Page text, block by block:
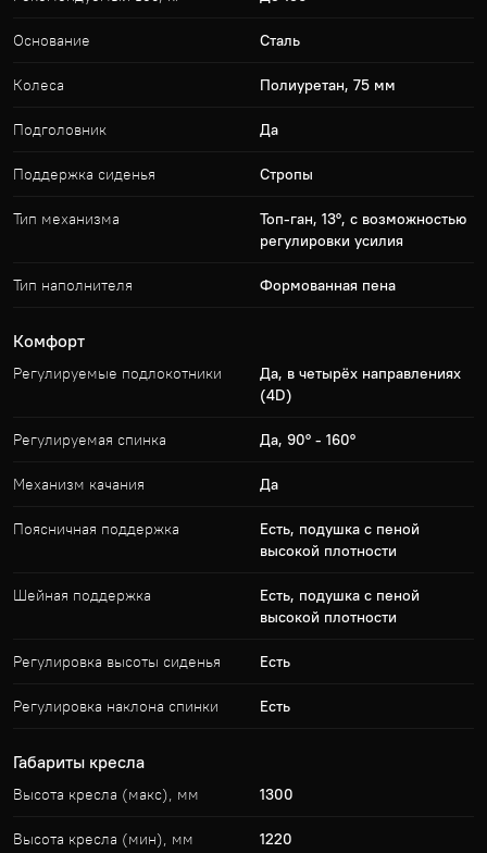
Основание Сталь
Колеса Полиуретан, 75 мм
Подголовник Да
Поддержка сиденья Стропы
Тип механизма
Топ-ган, 13°, с возможностью
регулировки усилия
Тип наполнителя Формованная пена
Комфорт
Регулируемые подлокотники
Да, в четырёх направлениях
(4D)
Регулируемая спинка Да, 90° - 160°
Механизм качания Да
Поясничная поддержка
Есть, подушка с пеной
высокой плотности
Шейная поддержка
Есть, подушка с пеной
высокой плотности
Регулировка высоты сиденья Есть
Регулировка наклона спинки Есть
Габариты кресла
Высота кресла (макс), мм 1300
Высота кресла (мин), мм 1220